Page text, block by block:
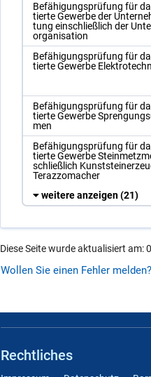
Be­fä­hi­gungs­prü­fung für
tier­te Ge­wer­be der
tung ein­schließ­lich der
or­ga­ni­sa­ti­on
Be­fä­hi­gungs­prü­fung für
tier­te Ge­wer­be
Be­fä­hi­gungs­prü­fung für
tier­te Ge­wer­be
men
Be­fä­hi­gungs­prü­fung für
tier­te Ge­wer­be
schließ­lich
Te­raz­zo­ma­cher
weitere anzeigen(21)
Diese Seite wurde aktualisiert am:
Wollen Sie einen Fehler melden?
Rechtliches